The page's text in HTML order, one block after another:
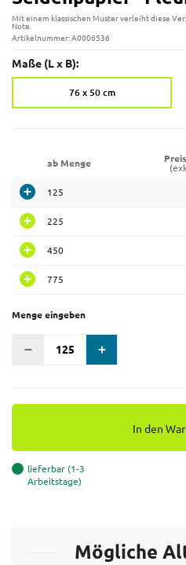
Mit einem klassischen Muster verleiht diese
Note.
Artikelnummer: A0006536
Maße (L x B):
76 x 50 cm
ab Menge
125
225
450
775
Menge eingeben
In den
lieferbar (1-3
Arbeitstage)
Mögliche